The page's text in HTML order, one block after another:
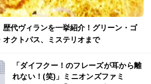
歴代ヴィランを一挙紹介！グリーン・ゴ
オクトパス、ミステリオまで
「ダイフクー！のフレーズが耳から離
れない！(笑)」ミニオンズファミ